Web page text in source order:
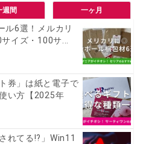
週間 一ヶ月
ル6選！メルカリ
イズ・100サ...
券」は紙と電子で
い方【2025年
れてる!?」Win11